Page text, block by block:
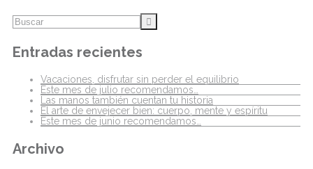
Entradas recientes
Vacaciones, disfrutar sin perder el equilibrio
Este mes de julio recomendamos…
Las manos también cuentan tu historia
El arte de envejecer bien: cuerpo, mente y espíritu
Este mes de junio recomendamos…
Archivo